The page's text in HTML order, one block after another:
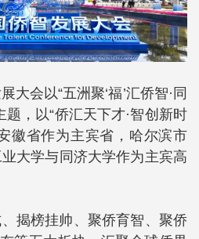
大会以“五洲聚‘福’汇侨智·同
，以“侨汇天下才·智创新时
徽省作为主宾省，哈尔滨市
大学与同济大学作为主宾高
揭榜挂帅、聚侨育智、聚侨